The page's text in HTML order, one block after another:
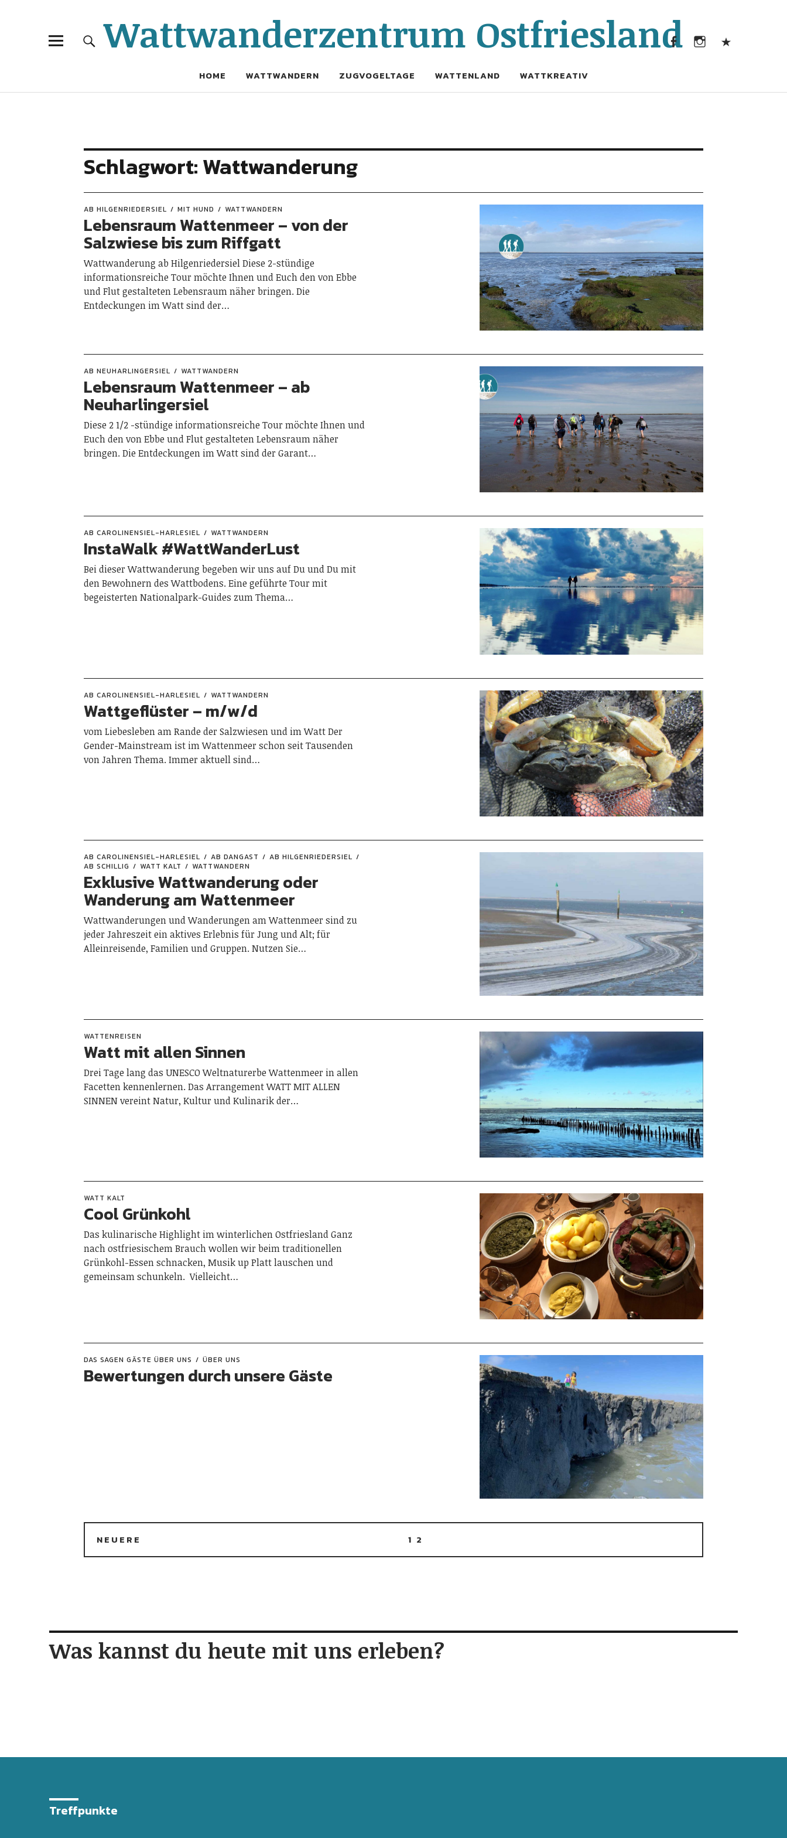
Wattwanderzentrum Ostfriesland
HOME WATTWANDERN ZUGVOGELTAGE WATTENLAND WATTKREATIV
Schlagwort:Wattwanderung
AB HILGENRIEDERSIEL MIT HUND WATTWANDERN
Lebensraum Wattenmeer – von der
Salzwiese bis zum Riffgatt
Wattwanderung ab Hilgenriedersiel Diese 2-stündige
informationsreiche Tour möchte Ihnen und Euch den von Ebbe
und Flut gestalteten Lebensraum näher bringen. Die
Entdeckungen im Watt sind der…
AB NEUHARLINGERSIEL WATTWANDERN
Lebensraum Wattenmeer – ab
Neuharlingersiel
Diese 2 1/2 -stündige informationsreiche Tour möchte Ihnen und
Euch den von Ebbe und Flut gestalteten Lebensraum näher
bringen. Die Entdeckungen im Watt sind der Garant…
AB CAROLINENSIEL-HARLESIEL WATTWANDERN
InstaWalk #WattWanderLust
Bei dieser Wattwanderung begeben wir uns auf Du und Du mit
den Bewohnern des Wattbodens. Eine geführte Tour mit
begeisterten Nationalpark-Guides zum Thema…
AB CAROLINENSIEL-HARLESIEL WATTWANDERN
Wattgeflüster – m/w/d
vom Liebesleben am Rande der Salzwiesen und im Watt Der
Gender-Mainstream ist im Wattenmeer schon seit Tausenden
von Jahren Thema. Immer aktuell sind…
AB CAROLINENSIEL-HARLESIEL AB DANGAST
AB HILGENRIEDERSIEL
AB SCHILLIG
WATT KALT WATTWANDERN
Exklusive Wattwanderung oder
Wanderung am Wattenmeer
Wattwanderungen und Wanderungen am Wattenmeer sind zu
jeder Jahreszeit ein aktives Erlebnis für Jung und Alt; für
Alleinreisende, Familien und Gruppen. Nutzen Sie…
WATTENREISEN
Watt mit allen Sinnen
Drei Tage lang das UNESCO Weltnaturerbe Wattenmeer in allen
Facetten kennenlernen. Das Arrangement WATT MIT ALLEN
SINNEN vereint Natur, Kultur und Kulinarik der…
WATT KALT
Cool Grünkohl
Das kulinarische Highlight im winterlichen Ostfriesland Ganz
nach ostfriesischem Brauch wollen wir beim traditionellen
Grünkohl-Essen schnacken, Musik up Platt lauschen und
gemeinsam schunkeln. Vielleicht…
DAS SAGEN GÄSTE ÜBER UNS ÜBER UNS
Bewertungen durch unsere Gäste
NEUERE 1 2
Was kannst du heute mit uns erleben?
Treffpunkte